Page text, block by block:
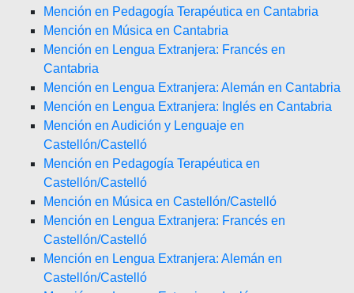
Mención en Pedagogía Terapéutica en Cantabria
Mención en Música en Cantabria
Mención en Lengua Extranjera: Francés en
Cantabria
Mención en Lengua Extranjera: Alemán en Cantabria
Mención en Lengua Extranjera: Inglés en Cantabria
Mención en Audición y Lenguaje en
Castellón/Castelló
Mención en Pedagogía Terapéutica en
Castellón/Castelló
Mención en Música en Castellón/Castelló
Mención en Lengua Extranjera: Francés en
Castellón/Castelló
Mención en Lengua Extranjera: Alemán en
Castellón/Castelló